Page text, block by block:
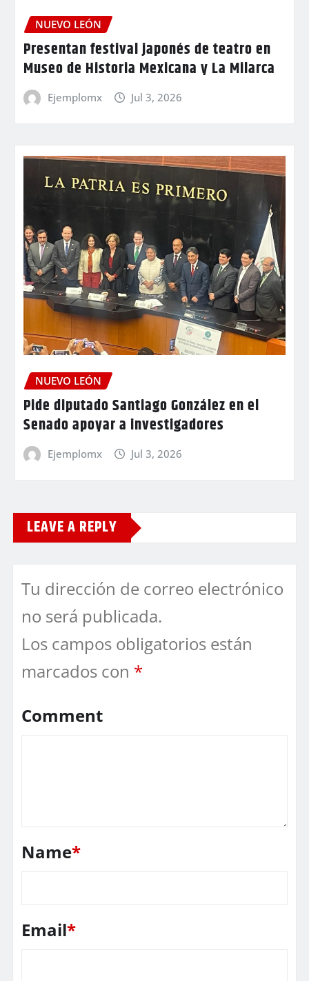
NUEVO LEÓN
Presentan festival japonés de teatro en
Museo de Historia Mexicana y La Milarca
Ejemplomx Jul 3, 2026
NUEVO LEÓN
Pide diputado Santiago González en el
Senado apoyar a investigadores
Ejemplomx Jul 3, 2026
LEAVE A REPLY
Tu dirección de correo electrónico
no será publicada.
Los campos obligatorios están
marcados con *
Comment
Name*
Email*